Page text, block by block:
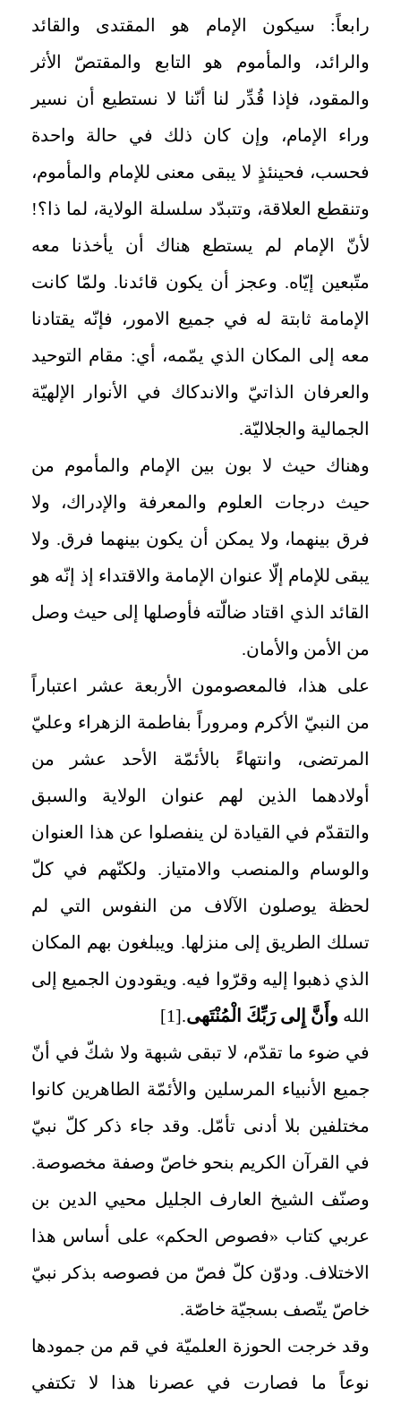
رابعاً: سيكون الإمام هو المقتدى والقائد
والرائد، والمأموم هو التابع والمقتصّ الأثر
والمقود، فإذا قُدِّر لنا أنّنا لا نستطيع أن نسير
وراء الإمام، وإن كان ذلك في حالة واحدة
فحسب، فحينئذٍ لا يبقى معنى للإمام والمأموم،
وتنقطع العلاقة، وتتبدّد سلسلة الولاية، لما ذا؟!
لأنّ الإمام لم يستطع هناك أن يأخذنا معه
متّبعين إيّاه. وعجز أن يكون قائدنا. ولمّا كانت
الإمامة ثابتة له في جميع الامور، فإنّه يقتادنا
معه إلى المكان الذي يمّمه، أي: مقام التوحيد
والعرفان الذاتيّ والاندكاك في الأنوار الإلهيّة
الجمالية والجلاليّة.
وهناك حيث لا بون بين الإمام والمأموم من
حيث درجات العلوم والمعرفة والإدراك، ولا
فرق بينهما، ولا يمكن أن يكون بينهما فرق. ولا
يبقى للإمام إلّا عنوان الإمامة والاقتداء إذ إنّه هو
القائد الذي اقتاد ضالّته فأوصلها إلى حيث وصل
من الأمن والأمان.
على هذا، فالمعصومون الأربعة عشر اعتباراً
من النبيّ الأكرم ومروراً بفاطمة الزهراء وعليّ
المرتضى، وانتهاءً بالأئمّة الأحد عشر من
أولادهما الذين لهم عنوان الولاية والسبق
والتقدّم في القيادة لن ينفصلوا عن هذا العنوان
والوسام والمنصب والامتياز. ولكنّهم في كلّ
لحظة يوصلون الآلاف من النفوس التي لم
تسلك الطريق إلى منزلها. ويبلغون بهم المكان
الذي ذهبوا إليه وقرّوا فيه. ويقودون الجميع إلى
الله‏ وأَنَّ إِلى‏ رَبِّكَ الْمُنْتَهى‏.
[1]
في ضوء ما تقدّم، لا تبقى شبهة ولا شكّ في أنّ
جميع الأنبياء المرسلين والأئمّة الطاهرين كانوا
مختلفين بلا أدنى تأمّل. وقد جاء ذكر كلّ نبيّ
في القرآن الكريم بنحو خاصّ وصفة مخصوصة.
وصنّف الشيخ العارف الجليل محيي الدين بن
عربي كتاب «فصوص الحكم» على أساس هذا
الاختلاف. ودوّن كلّ فصّ من فصوصه بذكر نبيّ
خاصّ يتّصف بسجيّة خاصّة.
وقد خرجت الحوزة العلميّة في قم من جمودها
نوعاً ما فصارت في عصرنا هذا لا تكتفي